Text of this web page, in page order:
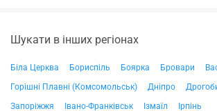
Шукати в інших регіонах
Біла Церква Бориспіль Боярка Бровари
Горішні Плавні (Комсомольськ)
Дніпро
Запоріжжя
Івано-Франківськ Ізмаїл
Ірпінь